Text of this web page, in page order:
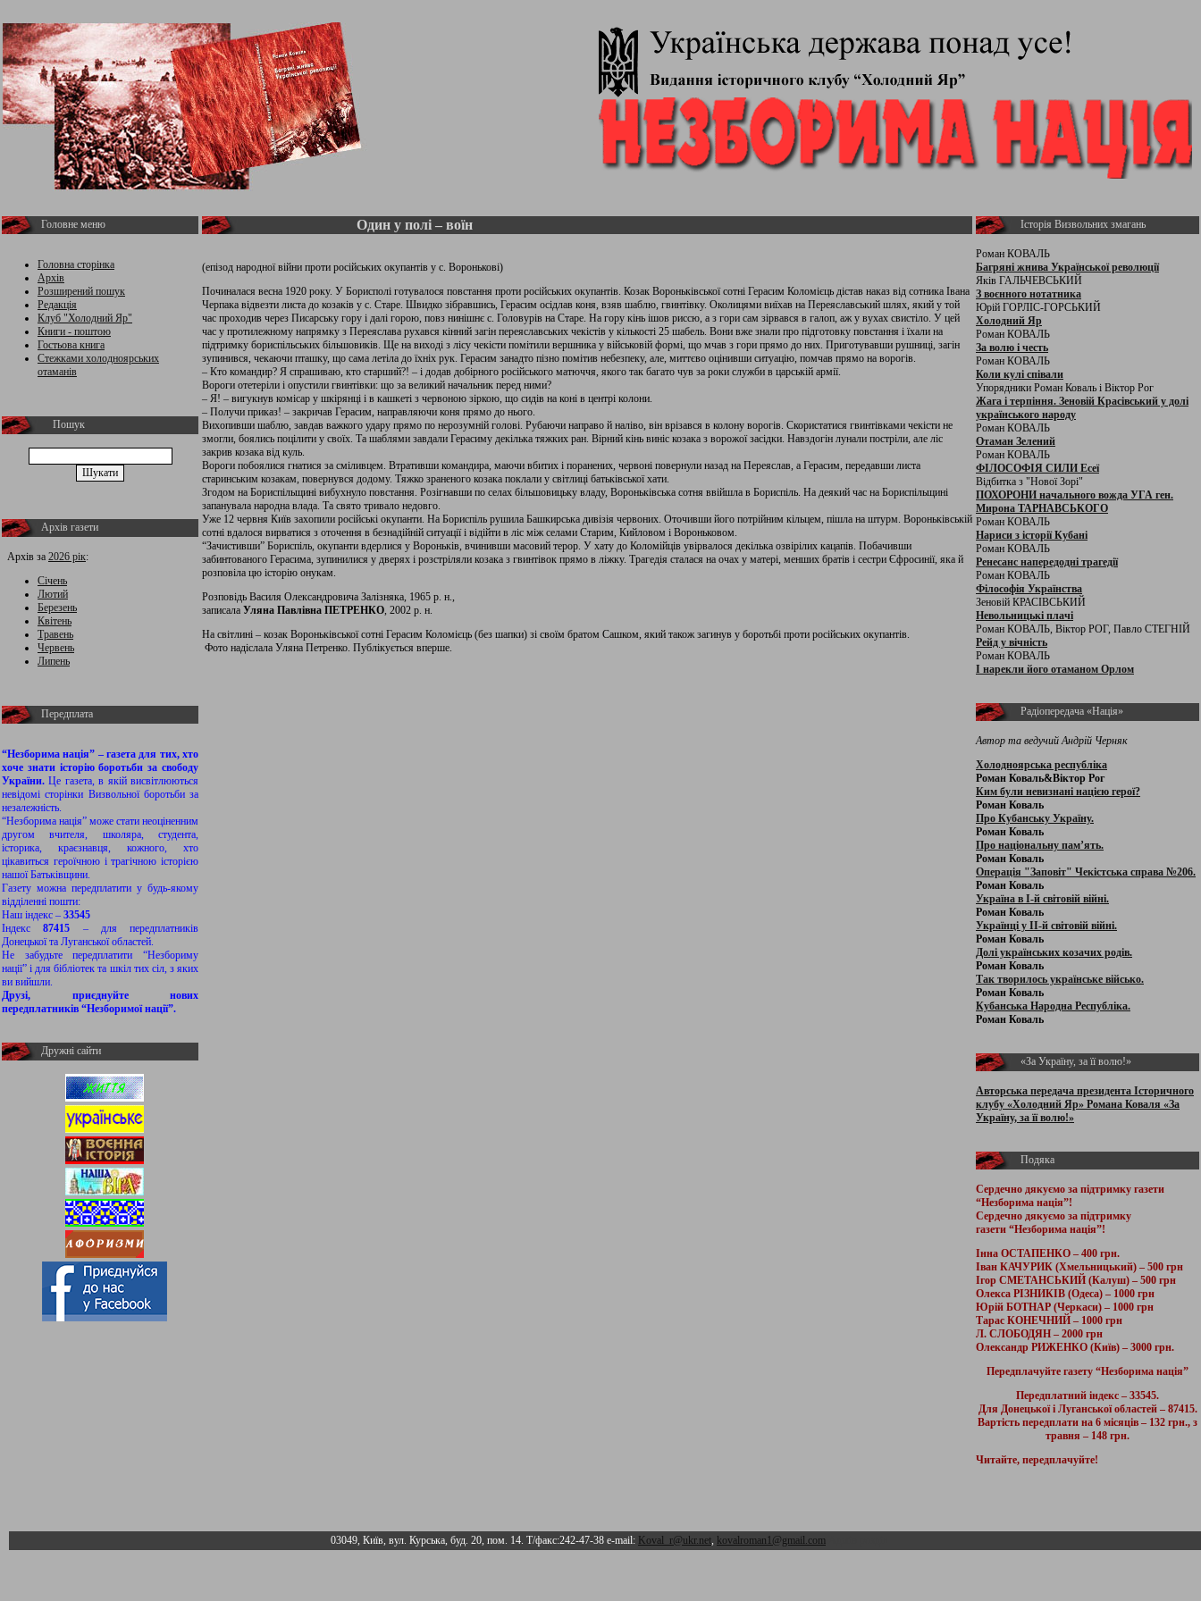
Головне меню
Головна сторінка
Архів
Розширений пошук
Редакція
Клуб "Холодний Яр"
Книги - поштою
Гостьова книга
Стежками холодноярських
отаманів
Пошук
Архів газети
Архів за 2026 рік:
Січень
Лютий
Березень
Квітень
Травень
Червень
Липень
Передплата
“Незборима нація” – газета для тих, хто
хоче знати історію боротьби за свободу
України.Це газета, в якій висвітлюються
невідомі сторінки Визвольної боротьби за
незалежність.
“Незборима нація” може стати неоціненним
другом вчителя, школяра, студента,
історика, краєзнавця, кожного, хто
цікавиться героїчною і трагічною історією
нашої Батьківщини.
Газету можна передплатити у будь-якому
відділенні пошти:
Наш індекс – 33545
Індекс87415 – для передплатників
Донецької та Луганської областей.
Не забудьте передплатити “Незбориму
нації” і для бібліотек та шкіл тих сіл, з яких
ви вийшли.
Друзі, приєднуйте нових
передплатників “Незборимої нації”.
Дружні сайти
Один у полі – воїн
(епізод народної війни проти російських окупантів у с. Воронькові)
Починалася весна 1920 року. У Борисполі готувалося повстання проти російських окупантів. Козак Вороньківської сотні Герасим Коломієць дістав наказ від сотника Івана
Черпака відвезти листа до козаків у с. Старе. Швидко зібравшись, Герасим осідлав коня, взяв шаблю, гвинтівку. Околицями виїхав на Переяславський шлях, який у той
час проходив через Писарську гору і далі горою, повз нинішнє с. Головурів на Старе. На гору кінь ішов риссю, а з гори сам зірвався в галоп, аж у вухах свистіло. У цей
час у протилежному напрямку з Переяслава рухався кінний загін переяславських чекістів у кількості 25 шабель. Вони вже знали про підготовку повстання і їхали на
підтримку бориспільських більшовиків. Ще на виході з лісу чекісти помітили вершника у військовій формі, що мчав з гори прямо до них. Приготувавши рушниці, загін
зупинився, чекаючи пташку, що сама летіла до їхніх рук. Герасим занадто пізно помітив небезпеку, але, миттєво оцінивши ситуацію, помчав прямо на ворогів.
– Кто командир? Я спрашиваю, кто старший?! – і додав добірного російського матюччя, якого так багато чув за роки служби в царській армії.
Вороги отетеріли і опустили гвинтівки: що за великий начальник перед ними?
– Я! – вигукнув комісар у шкірянці і в кашкеті з червоною зіркою, що сидів на коні в центрі колони.
– Получи приказ! – закричав Герасим, направляючи коня прямо до нього.
Вихопивши шаблю, завдав важкого удару прямо по нерозумній голові. Рубаючи направо й наліво, він врізався в колону ворогів. Скористатися гвинтівками чекісти не
змогли, боялись поцілити у своїх. Та шаблями завдали Герасиму декілька тяжких ран. Вірний кінь виніс козака з ворожої засідки. Навздогін лунали постріли, але ліс
закрив козака від куль.
Вороги побоялися гнатися за сміливцем. Втративши командира, маючи вбитих і поранених, червоні повернули назад на Переяслав, а Герасим, передавши листа
старинським козакам, повернувся додому. Тяжко зраненого козака поклали у світлиці батьківської хати.
Згодом на Бориспільщині вибухнуло повстання. Розігнавши по селах більшовицьку владу, Вороньківська сотня ввійшла в Бориспіль. На деякий час на Бориспільщині
запанувала народна влада. Та свято тривало недовго.
Уже 12 червня Київ захопили російські окупанти. На Бориспіль рушила Башкирська дивізія червоних. Оточивши його потрійним кільцем, пішла на штурм. Вороньківській
сотні вдалося вирватися з оточення в безнадійній ситуації і відійти в ліс між селами Старим, Кийловом і Вороньковом.
“Зачистивши” Бориспіль, окупанти вдерлися у Вороньків, вчинивши масовий терор. У хату до Коломійців увірвалося декілька озвірілих кацапів. Побачивши
забинтованого Герасима, зупинилися у дверях і розстріляли козака з гвинтівок прямо в ліжку. Трагедія сталася на очах у матері, менших братів і сестри Єфросинії, яка й
розповіла цю історію онукам.
Розповідь Василя Олександровича Залізняка, 1965 р. н.,
записала Уляна Павлівна ПЕТРЕНКО, 2002 р. н.
На світлині – козак Вороньківської сотні Герасим Коломієць (без шапки) зі своїм братом Сашком, який також загинув у боротьбі проти російських окупантів.
Фото надіслала Уляна Петренко. Публікується вперше.
Історія Визвольних змагань
Роман КОВАЛЬ
Багряні жнива Української революції
Яків ГАЛЬЧЕВСЬКИЙ
З воєнного нотатника
Юрій ГОРЛІС-ГОРСЬКИЙ
Холодний Яр
Роман КОВАЛЬ
За волю і честь
Роман КОВАЛЬ
Коли кулі співали
Упорядники Роман Коваль і Віктор Рог
Жага і терпіння. Зеновій Красівський у долі
українського народу
Роман КОВАЛЬ
Отаман Зелений
Роман КОВАЛЬ
ФІЛОСОФІЯ СИЛИ Есеї
Відбитка з "Нової Зорі"
ПОХОРОНИ начального вожда УГА ген.
Мирона ТАРНАВСЬКОГО
Роман КОВАЛЬ
Нариси з історії Кубані
Роман КОВАЛЬ
Ренесанс напередодні трагедії
Роман КОВАЛЬ
Філософія Українства
Зеновій КРАСІВСЬКИЙ
Невольницькі плачі
Роман КОВАЛЬ, Віктор РОГ, Павло СТЕГНІЙ
Рейд у вічність
Роман КОВАЛЬ
І нарекли його отаманом Орлом
Радіопередача «Нація»
Автор та ведучий Андрій Черняк
Холодноярська республіка
Роман Коваль&Віктор Рог
Ким були невизнані нацією герої?
Роман Коваль
Про Кубанську Україну.
Роман Коваль
Про національну пам’ять.
Роман Коваль
Операція "Заповіт" Чекістська справа №206.
Роман Коваль
Україна в І-й світовій війні.
Роман Коваль
Українці у ІІ-й світовій війні.
Роман Коваль
Долі українських козачих родів.
Роман Коваль
Так творилось українське військо.
Роман Коваль
Кубанська Народна Республіка.
Роман Коваль
«За Україну, за її волю!»
Авторська передача президента Історичного
клубу «Холодний Яр» Романа Коваля «За
Україну, за її волю!»
Подяка
Сердечно дякуємо за підтримку газети
“Незборима нація”!
Сердечно дякуємо за підтримку
газети “Незборима нація”!
Інна ОСТАПЕНКО – 400 грн.
Іван КАЧУРИК (Хмельницький) – 500 грн
Ігор СМЕТАНСЬКИЙ (Калуш) – 500 грн
Олекса РІЗНИКІВ (Одеса) – 1000 грн
Юрій БОТНАР (Черкаси) – 1000 грн
Тарас КОНЕЧНИЙ – 1000 грн
Л. СЛОБОДЯН – 2000 грн
Олександр РИЖЕНКО (Київ) – 3000 грн.
Передплачуйте газету “Незборима нація”
Передплатний індекс – 33545.
Для Донецької і Луганської областей – 87415.
Вартість передплати на 6 місяців – 132 грн., з
травня – 148 грн.
Читайте, передплачуйте!
03049, Київ, вул. Курська, буд. 20, пом. 14. Т/факс:242-47-38 e-mail: Koval_r@ukr.net, kovalroman1@gmail.com